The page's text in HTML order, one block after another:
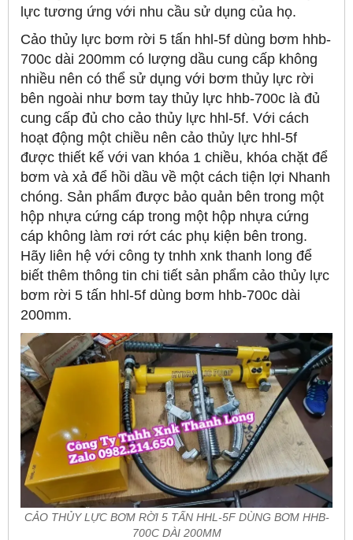
lực tương ứng với nhu cầu sử dụng của họ.
Cảo thủy lực bơm rời 5 tấn hhl-5f dùng bơm hhb-
700c dài 200mm có lượng dầu cung cấp không
nhiều nên có thể sử dụng với bơm thủy lực rời
bên ngoài như bơm tay thủy lực hhb-700c là đủ
cung cấp đủ cho cảo thủy lực hhl-5f. Với cách
hoạt động một chiều nên cảo thủy lực hhl-5f
được thiết kế với van khóa 1 chiều, khóa chặt để
bơm và xả để hồi dầu về một cách tiện lợi Nhanh
chóng. Sản phẩm được bảo quản bên trong một
hộp nhựa cứng cáp trong một hộp nhựa cứng
cáp không làm rơi rớt các phụ kiện bên trong.
Hãy liên hệ với công ty tnhh xnk thanh long để
biết thêm thông tin chi tiết sản phẩm cảo thủy lực
bơm rời 5 tấn hhl-5f dùng bơm hhb-700c dài
200mm.
CẢO THỦY LỰC BƠM RỜI 5 TẤN HHL-5F DÙNG BƠM HHB-
700C DÀI 200MM